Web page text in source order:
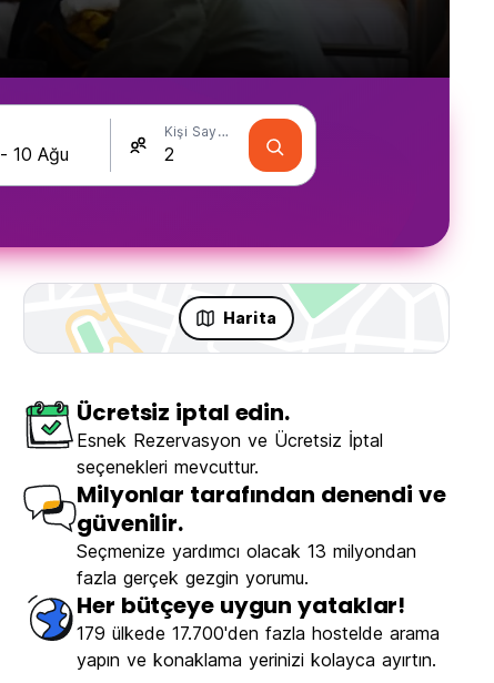
Kişi Sayısı
Harita
Ücretsiz iptal edin.
Esnek Rezervasyon ve Ücretsiz İptal
seçenekleri mevcuttur.
Milyonlar tarafından denendi ve
güvenilir.
Seçmenize yardımcı olacak 13 milyondan
fazla gerçek gezgin yorumu.
Her bütçeye uygun yataklar!
179 ülkede 17.700'den fazla hostelde arama
yapın ve konaklama yerinizi kolayca ayırtın.